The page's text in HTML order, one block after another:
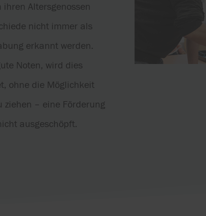
Altersgenossen
nicht immer als
erkannt werden.
Noten, wird dies
ohne die Möglichkeit
ziehen – eine Förderung
ausgeschöpft.